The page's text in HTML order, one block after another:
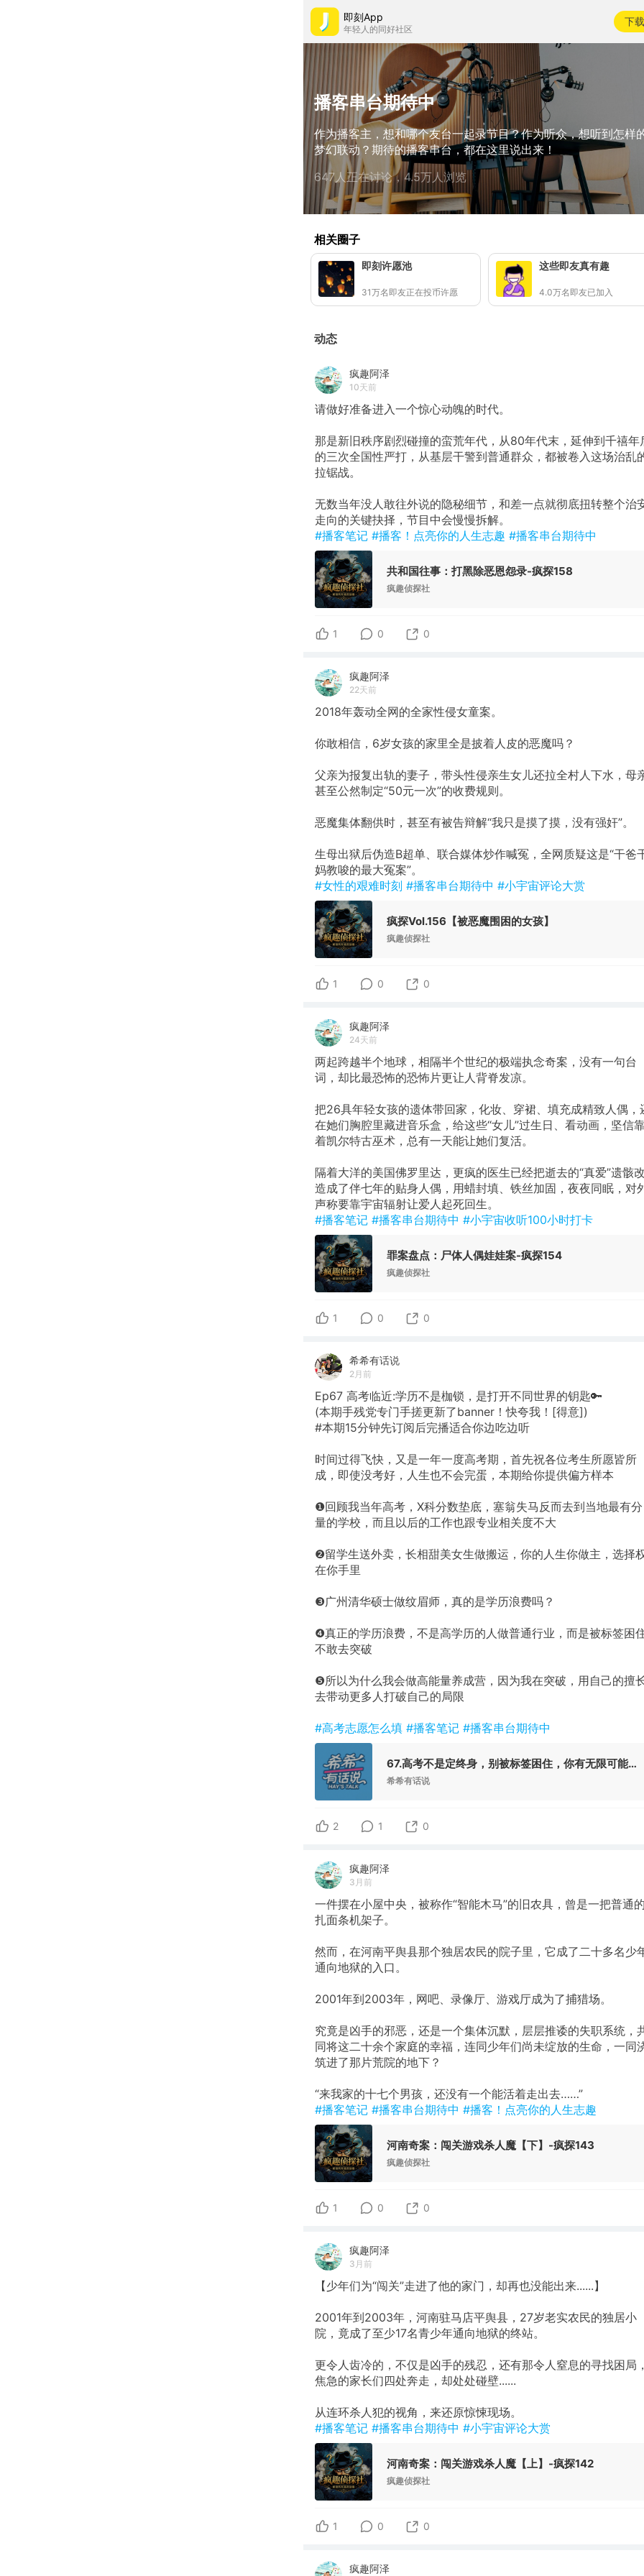
即刻App
年轻人的同好社区
下载
播客串台期待中
作为播客主，想和哪个友台一起录节目？作为听众，想听到怎样
梦幻联动？期待的播客串台，都在这里说出来！
647人正在讨论，4.5万人浏览
相关圈子
即刻许愿池
31万名即友正在投币许愿
这些即友真有趣
4.0万名即友已加入
动态
疯趣阿泽
10天前
请做好准备进入一个惊心动魄的时代。
那是新旧秩序剧烈碰撞的蛮荒年代，从80年代末，延伸到千禧年
的三次全国性严打，从基层干警到普通群众，都被卷入这场治乱
拉锯战。
无数当年没人敢往外说的隐秘细节，和差一点就彻底扭转整个治
走向的关键抉择，节目中会慢慢拆解。
#播客笔记 #播客！点亮你的人生志趣 #播客串台期待中
共和国往事：打黑除恶恩怨录-疯探158
疯趣侦探社
1 0 0
疯趣阿泽
22天前
2018年轰动全网的全家性侵女童案。
你敢相信，6岁女孩的家里全是披着人皮的恶魔吗？
父亲为报复出轨的妻子，带头性侵亲生女儿还拉全村人下水，母
甚至公然制定“50元一次”的收费规则。
恶魔集体翻供时，甚至有被告辩解“我只是摸了摸，没有强奸”。
生母出狱后伪造B超单、联合媒体炒作喊冤，全网质疑这是“干爸
妈教唆的最大冤案”。
#女性的艰难时刻 #播客串台期待中 #小宇宙评论大赏
疯探Vol.156【被恶魔围困的女孩】
疯趣侦探社
1 0 0
疯趣阿泽
24天前
两起跨越半个地球，相隔半个世纪的极端执念奇案，没有一句台
词，却比最恐怖的恐怖片更让人背脊发凉。
把26具年轻女孩的遗体带回家，化妆、穿裙、填充成精致人偶，
在她们胸腔里藏进音乐盒，给这些“女儿”过生日、看动画，坚信
着凯尔特古巫术，总有一天能让她们复活。
隔着大洋的美国佛罗里达，更疯的医生已经把逝去的“真爱”遗骸
造成了伴七年的贴身人偶，用蜡封填、铁丝加固，夜夜同眠，对
声称要靠宇宙辐射让爱人起死回生。
#播客笔记 #播客串台期待中 #小宇宙收听100小时打卡
罪案盘点：尸体人偶娃娃案-疯探154
疯趣侦探社
1 0 0
希希有话说
2月前
Ep67 高考临近:学历不是枷锁，是打开不同世界的钥匙🔑
(本期手残党专门手搓更新了banner！快夸我！[得意])
#本期15分钟先订阅后完播适合你边吃边听
时间过得飞快，又是一年一度高考期，首先祝各位考生所愿皆所
成，即使没考好，人生也不会完蛋，本期给你提供偏方样本
❶回顾我当年高考，X科分数垫底，塞翁失马反而去到当地最有分
量的学校，而且以后的工作也跟专业相关度不大
❷留学生送外卖，长相甜美女生做搬运，你的人生你做主，选择
在你手里
❸广州清华硕士做纹眉师，真的是学历浪费吗？
❹真正的学历浪费，不是高学历的人做普通行业，而是被标签困
不敢去突破
❺所以为什么我会做高能量养成营，因为我在突破，用自己的擅
去带动更多人打破自己的局限
#高考志愿怎么填 #播客笔记 #播客串台期待中
67.高考不是定终身，别被标签困住，你有无限可能！（banner已更新快夸我！）
希希有话说
2 1 0
疯趣阿泽
3月前
一件摆在小屋中央，被称作“智能木马”的旧农具，曾是一把普通
扎面条机架子。
然而，在河南平舆县那个独居农民的院子里，它成了二十多名少
通向地狱的入口。
2001年到2003年，网吧、录像厅、游戏厅成为了捕猎场。
究竟是凶手的邪恶，还是一个集体沉默，层层推诿的失职系统，
同将这二十余个家庭的幸福，连同少年们尚未绽放的生命，一同
筑进了那片荒院的地下？
“来我家的十七个男孩，还没有一个能活着走出去……”
#播客笔记 #播客串台期待中 #播客！点亮你的人生志趣
河南奇案：闯关游戏杀人魔【下】-疯探143
疯趣侦探社
1 0 0
疯趣阿泽
3月前
【少年们为“闯关”走进了他的家门，却再也没能出来......】
2001年到2003年，河南驻马店平舆县，27岁老实农民的独居小
院，竟成了至少17名青少年通向地狱的终站。
更令人齿冷的，不仅是凶手的残忍，还有那令人窒息的寻找困局
焦急的家长们四处奔走，却处处碰壁......
从连环杀人犯的视角，来还原惊悚现场‌。
#播客笔记 #播客串台期待中 #小宇宙评论大赏
河南奇案：闯关游戏杀人魔【上】-疯探142
疯趣侦探社
1 0 0
疯趣阿泽